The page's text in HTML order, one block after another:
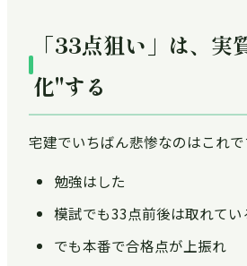
「33点狙い」は、実
化"する
宅建でいちばん悲惨なのはこれで
勉強はした
模試でも33点前後は取れてい
でも本番で合格点が上振れ